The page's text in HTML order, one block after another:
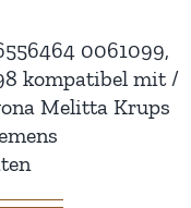
0061099,
kompatibel mit /
Melitta Krups